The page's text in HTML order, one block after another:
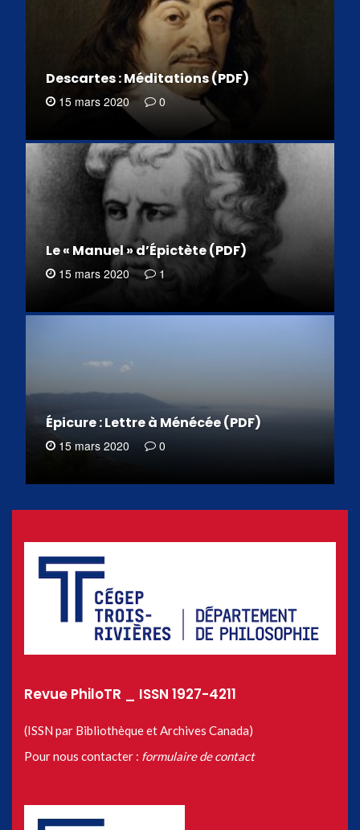
Descartes : Méditations (PDF)
15 mars 2020 0
Le « Manuel » d’Épictète (PDF)
15 mars 2020 1
Épicure : Lettre à Ménécée (PDF)
15 mars 2020 0
Revue PhiloTR _ ISSN 1927-4211
(ISSN par Bibliothèque et Archives Canada)
Pour nous contacter : formulaire de contact